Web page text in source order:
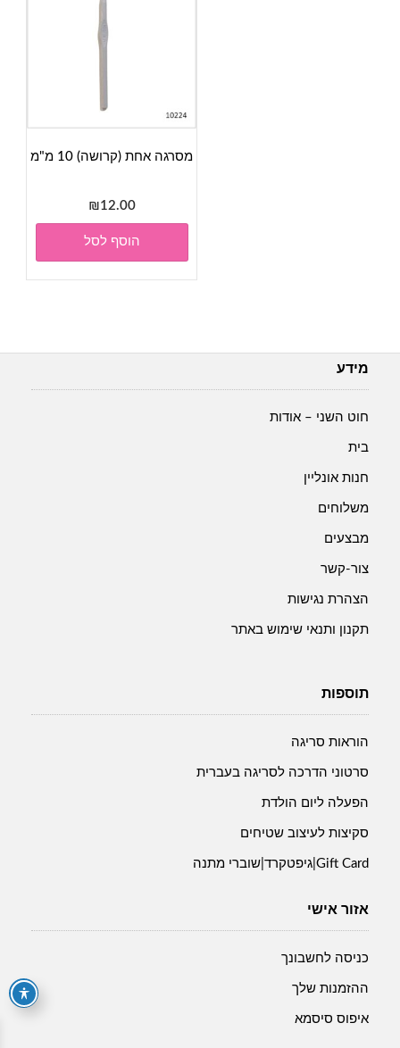
מסרגה אחת (קרושה) 10 מ"מ
₪12.00
הוסף לסל
מידע
חוט השני – אודות
בית
חנות אונליין
משלוחים
מבצעים
צור-קשר
הצהרת נגישות
תקנון ותנאי שימוש באתר
תוספות
הוראות סריגה
סרטוני הדרכה לסריגה בעברית
הפעלה ליום הולדת
סקיצות לעיצוב שטיחים
Gift Card|גיפטקרד|שוברי מתנה
אזור אישי
כניסה לחשבונך
ההזמנות שלך
איפוס סיסמא